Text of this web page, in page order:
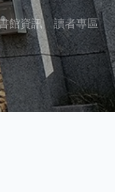
館資訊 讀者專區